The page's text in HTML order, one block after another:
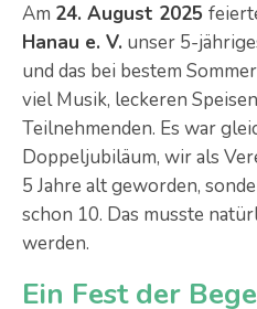
Am 24. August 2025
Hanau e. V. unser 5-
und das bei bestem
viel Musik, leckeren
Teilnehmenden. Es war
Doppeljubiläum, wir als
5 Jahre alt geworden,
schon 10. Das musste
werden.
Ein Fest der